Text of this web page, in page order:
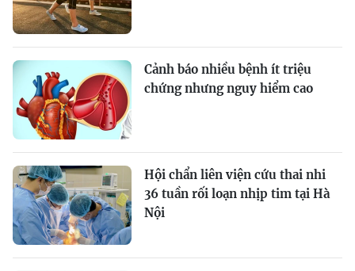
Cảnh báo nhiều bệnh ít triệu
chứng nhưng nguy hiểm cao
Hội chẩn liên viện cứu thai nhi
36 tuần rối loạn nhịp tim tại Hà
Nội